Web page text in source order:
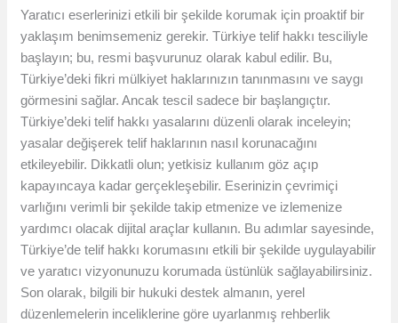
Yaratıcı eserlerinizi etkili bir şekilde korumak için proaktif bir
yaklaşım benimsemeniz gerekir. Türkiye telif hakkı tesciliyle
başlayın; bu, resmi başvurunuz olarak kabul edilir. Bu,
Türkiye’deki fikri mülkiyet haklarınızın tanınmasını ve saygı
görmesini sağlar. Ancak tescil sadece bir başlangıçtır.
Türkiye’deki telif hakkı yasalarını düzenli olarak inceleyin;
yasalar değişerek telif haklarının nasıl korunacağını
etkileyebilir. Dikkatli olun; yetkisiz kullanım göz açıp
kapayıncaya kadar gerçekleşebilir. Eserinizin çevrimiçi
varlığını verimli bir şekilde takip etmenize ve izlemenize
yardımcı olacak dijital araçlar kullanın. Bu adımlar sayesinde,
Türkiye’de telif hakkı korumasını etkili bir şekilde uygulayabilir
ve yaratıcı vizyonunuzu korumada üstünlük sağlayabilirsiniz.
Son olarak, bilgili bir hukuki destek almanın, yerel
düzenlemelerin inceliklerine göre uyarlanmış rehberlik